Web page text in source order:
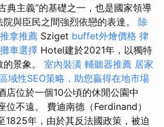
典主義”的基礎之一，也是國家領導
與臣民之間強烈依戀的表達。 除
拿推薦 Sziget buffet外燴價格 律
車選擇 Hotel建於2021年，以獨特
景象。 室內裝潢 輔聽器推薦 居家
區域性SEO策略，助您贏得在地市場
店位於一個10公頃的休閒公園中
不遠。 費迪南德（Ferdinand）
1825年，由於其反法國政策，被迫